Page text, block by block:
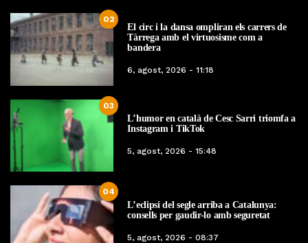
02
El circ i la dansa ompliran els carrers de
Tàrrega amb el virtuosisme com a
bandera
6, agost, 2026 - 11:18
03
L’humor en català de Cesc Sarri triomfa a
Instagram i TikTok
5, agost, 2026 - 15:48
04
L’eclipsi del segle arriba a Catalunya:
consells per gaudir-lo amb seguretat
5, agost, 2026 - 08:37